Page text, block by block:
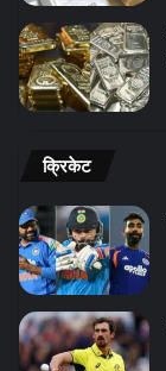
क्रिकेट